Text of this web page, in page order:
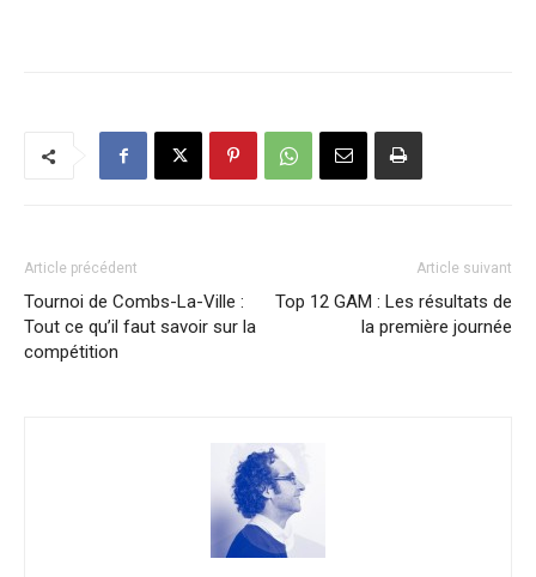
Article précédent
Tournoi de Combs-La-Ville :
Tout ce qu’il faut savoir sur la
compétition
Article suivant
Top 12 GAM : Les résultats de
la première journée